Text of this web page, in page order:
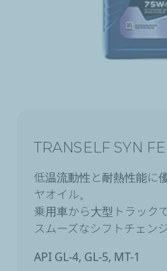
TRANSELF SYN
低温流動性と耐熱性能に
ヤオイル。
乗用車から大型トラック
スムーズなシフトチェン
API GL-4, GL-5, MT-1